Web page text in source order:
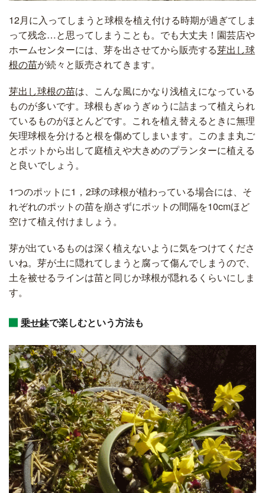
12月に入ってしまうと球根を植え付ける時期が過ぎてしま
って残念…と思ってしまうことも。でも大丈夫！園芸店や
ホームセンターには、芽を出させてから販売する芽出し球
根の苗が続々と販売されてきます。
芽出し球根の苗は、こんな風にかなり浅植えになっている
ものが多いです。球根もぎゅうぎゅうに詰まって植えられ
ているものがほとんどです。これを植え替えるときに無理
矢理球根を分けると根を傷めてしまいます。このまま丸ご
とポットから出して庭植えや大きめのプランターに植える
と良いでしょう。
1つのポットに1，2球の球根が植わっている場合には、そ
れぞれのポットの苗を崩さずにポットの間隔を10cmほど
空けて植え付けましょう。
芽が出ているものは深く植えないように気をつけてくださ
いね。芽が土に隠れてしまうと腐って傷んでしまうので、
土を被せるラインは苗と同じか球根が隠れるくらいにしま
す。
乗せ鉢で楽しむという方法も